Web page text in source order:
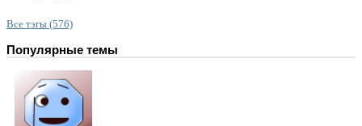
Все тэгы (576)
Популярные темы